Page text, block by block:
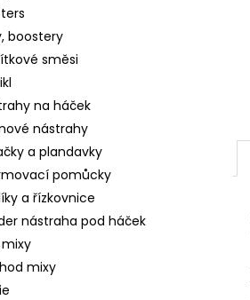
boostery
směsi
na háček
nástrahy
a plandavky
pomůcky
a řízkovnice
nástraha pod háček
mixy
mixy